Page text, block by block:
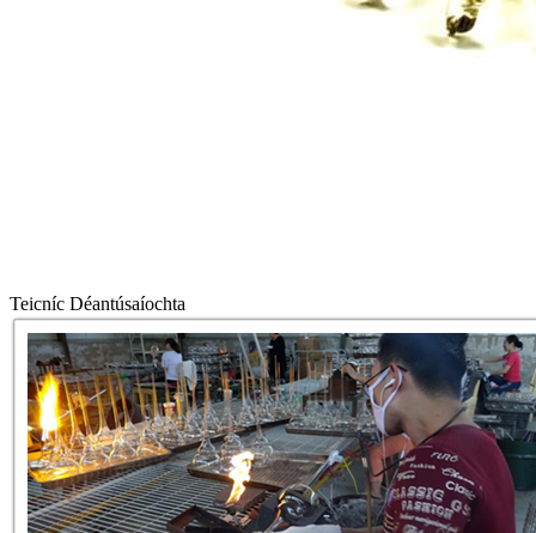
Teicníc Déantúsaíochta